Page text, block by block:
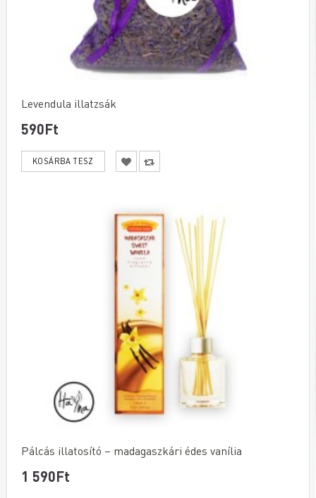
Levendula illatzsák
590Ft
Pálcás illatosító – madagaszkári édes vanília
1 590Ft